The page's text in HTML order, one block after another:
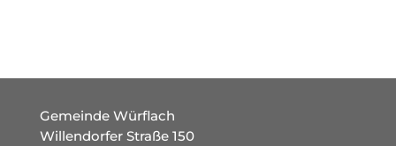
Gemeinde Würflach
Willendorfer Straße 150